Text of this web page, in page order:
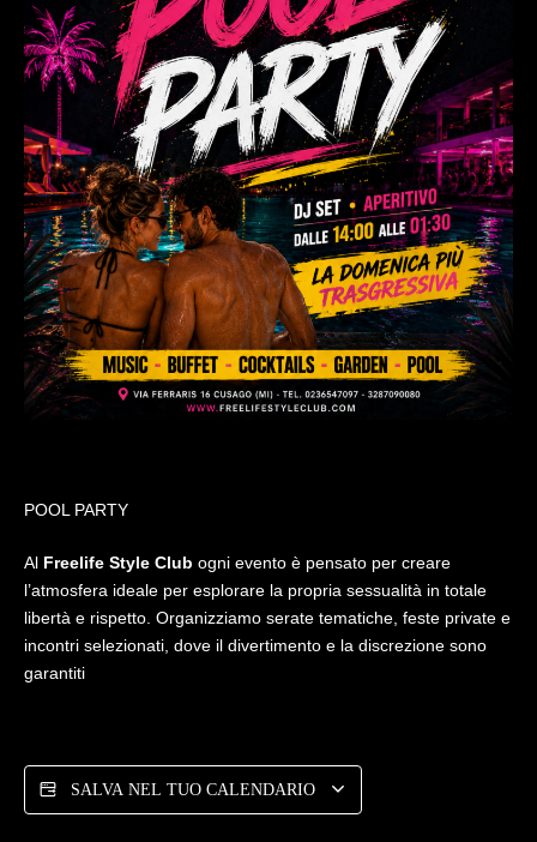
POOL PARTY
Al Freelife Style Club ogni evento è pensato per creare
l’atmosfera ideale per esplorare la propria sessualità in totale
libertà e rispetto. Organizziamo serate tematiche, feste private e
incontri selezionati, dove il divertimento e la discrezione sono
garantiti
SALVA NEL TUO CALENDARIO